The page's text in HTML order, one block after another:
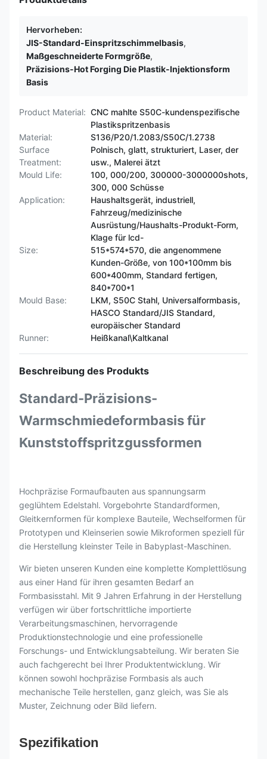
Hervorheben:
JIS-Standard-Einspritzschimmelbasis,
Maßgeschneiderte Formgröße,
Präzisions-Hot Forging Die Plastik-Injektionsform
Basis
Product Material: CNC mahlte S50C-kundenspezifische
Plastikspritzenbasis
Material:
S136/P20/1.2083/S50C/1.2738
Surface
Treatment:
Polnisch, glatt, strukturiert, Laser, der
usw., Malerei ätzt
Mould Life:
100, 000/200, 300000-3000000shots,
300, 000 Schüsse
Application:
Haushaltsgerät, industriell,
Fahrzeug/medizinische
Ausrüstung/Haushalts-Produkt-Form,
Klage für lcd-
Size:
515*574*570, die angenommene
Kunden-Größe, von 100*100mm bis
600*400mm, Standard fertigen,
840*700*1
Mould Base:
LKM, S50C Stahl, Universalformbasis,
HASCO Standard/JIS Standard,
europäischer Standard
Runner:
Heißkanal\Kaltkanal
Beschreibung des Produkts
Standard-Präzisions-
Warmschmiedeformbasis für
Kunststoffspritzgussformen
Hochpräzise Formaufbauten aus spannungsarm
geglühtem Edelstahl. Vorgebohrte Standardformen,
Gleitkernformen für komplexe Bauteile, Wechselformen für
Prototypen und Kleinserien sowie Mikroformen speziell für
die Herstellung kleinster Teile in Babyplast-Maschinen.
Wir bieten unseren Kunden eine komplette Komplettlösung
aus einer Hand für ihren gesamten Bedarf an
Formbasisstahl. Mit 9 Jahren Erfahrung in der Herstellung
verfügen wir über fortschrittliche importierte
Verarbeitungsmaschinen, hervorragende
Produktionstechnologie und eine professionelle
Forschungs- und Entwicklungsabteilung. Wir beraten Sie
auch fachgerecht bei Ihrer Produktentwicklung. Wir
können sowohl hochpräzise Formbasis als auch
mechanische Teile herstellen, ganz gleich, was Sie als
Muster, Zeichnung oder Bild liefern.
Spezifikation